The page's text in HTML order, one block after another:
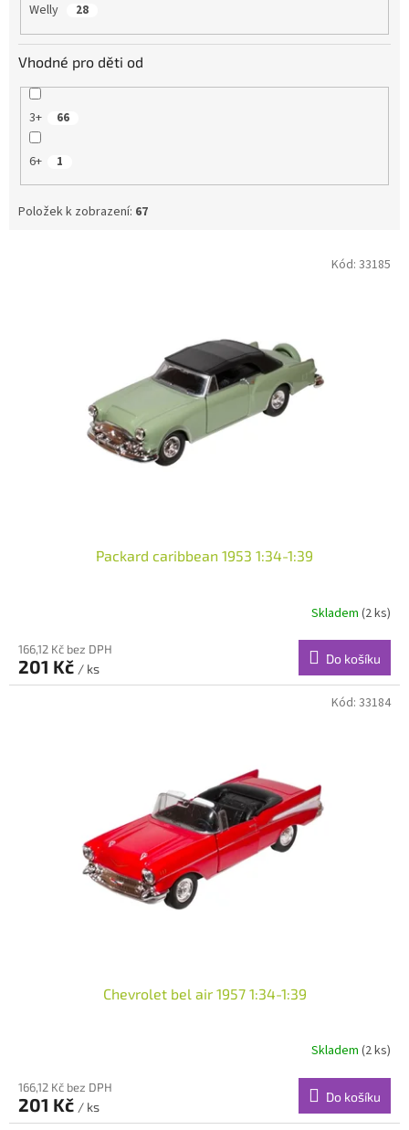
Welly 28
Vhodné pro děti od
3+ 66
6+ 1
Položek k zobrazení: 67
Packard caribbean 1953 1:34-1:39
Skladem (2 ks)
166,12 Kč bez DPH
201 Kč / ks
Do košíku
Kód: 33185
Chevrolet bel air 1957 1:34-1:39
Skladem (2 ks)
166,12 Kč bez DPH
201 Kč / ks
Do košíku
Kód: 33184